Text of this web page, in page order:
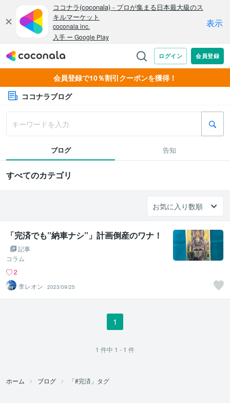
会員登録で10％割引クーポンを獲得！
ココナラブログ
ブログ 告知
すべてのカテゴリ
「完済でも”納車ナシ”」計画倒産のワナ！
記事
コラム
2
李レオン
2023/09/25
1
1 件中 1 - 1 件
ホーム ブログ 「#完済」タグ